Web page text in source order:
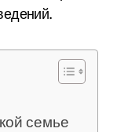
семье